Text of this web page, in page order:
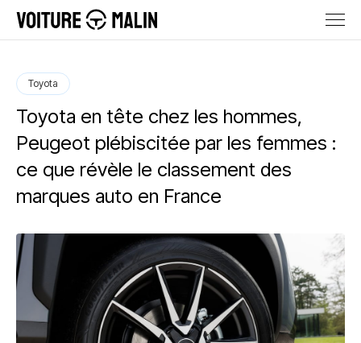
Toyota
Toyota en tête chez les hommes,
Peugeot plébiscitée par les femmes :
ce que révèle le classement des
marques auto en France